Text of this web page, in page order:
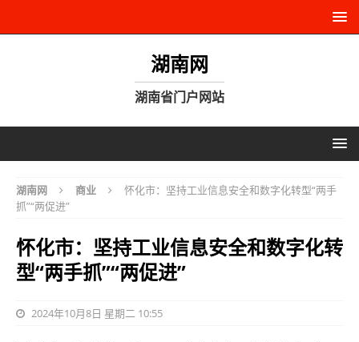
湖南网
湖南省门户网站
湖南网 商业
怀化市：坚持工业信息安全和数字化转型“两手
抓”“两促进”
怀化市：坚持工业信息安全和数字化转
型“两手抓”“两促进”
2024年10月8日 星期二 10:55